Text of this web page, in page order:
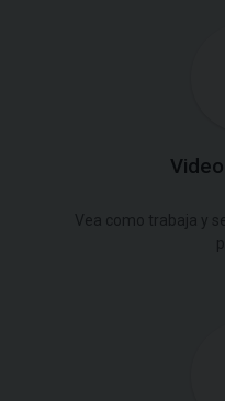
Vea como trabaja y